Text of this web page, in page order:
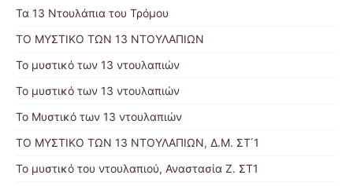
Τα 13 Ντουλάπια του Τρόμου
ΤΟ ΜΥΣΤΙΚΟ ΤΩΝ 13 ΝΤΟΥΛΑΠΙΩΝ
Το μυστικό των 13 ντουλαπιών
Το μυστικό των 13 ντουλαπιών
Το Μυστικό των 13 ντουλαπιών
ΤΟ ΜΥΣΤΙΚΟ ΤΩΝ 13 ΝΤΟΥΛΑΠΙΩΝ, Δ.Μ. ΣΤ΄1
Το μυστικό του ντουλαπιού, Αναστασία Ζ. ΣΤ1